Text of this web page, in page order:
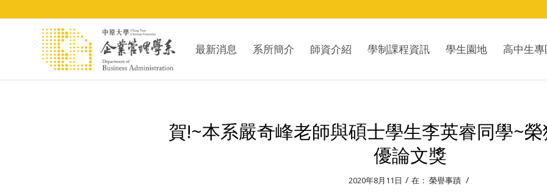
最新消息 系所簡介 師資介紹 學制課程資訊 學生園地 高中生
賀!~本系嚴奇峰老師與碩士學生李英睿同學~
優論文獎
2020年8月11日 / 在： 榮譽事蹟 /